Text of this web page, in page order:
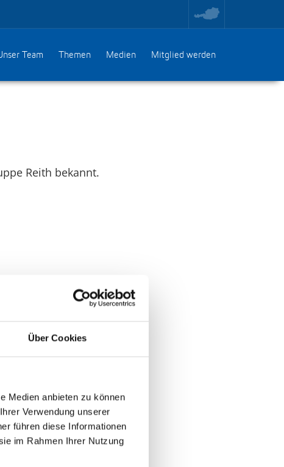
Über Cookies
Medien anbieten zu können
Verwendung unserer
führen diese Informationen
im Rahmen Ihrer Nutzung
toggle
region
menu
Team Themen Medien Mitglied werden
Reith bekannt.